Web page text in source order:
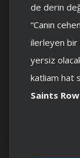
de derin
“Canın
ilerleyen bir
yersiz
katliam hat
Saints